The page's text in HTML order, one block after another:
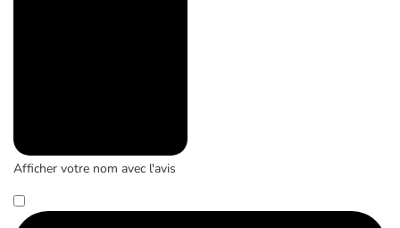
Afficher votre nom avec l'avis